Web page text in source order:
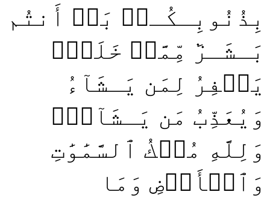
بِذُنُوبِـكُـمۖ بَلۡ أَنتُم
بَـشَـرٞ مِّمَّنۡ خَلَقَۚ
يَغۡفِرُ لِمَن يَـشَآءُ
وَيُعَذِّبُ مَن يَـشَآءُۚ
وَلِلَّهِ مُلۡكُ ٱلسَّمَٰوَٰتِ
وَٱلۡأَرۡضِ وَمَا